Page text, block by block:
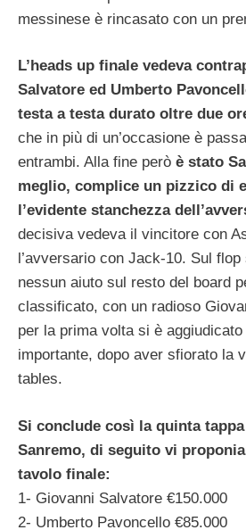
messinese è rincasato con un
L’heads up finale vedeva
Salvatore ed Umberto
testa a testa durato oltre due
che in più di un’occasione è
entrambi. Alla fine però è stato
meglio, complice un pizzico di
l’evidente stanchezza
decisiva vedeva il vincitore con
l’avversario con Jack-10. Sul
nessun aiuto sul resto del board
classificato, con un radioso
per la prima volta si è
importante, dopo aver sfiorato la
tables.
Si conclude così la quinta tappa
Sanremo, di seguito vi
tavolo finale:
1- Giovanni Salvatore €150.000
2- Umberto Pavoncello €85.000